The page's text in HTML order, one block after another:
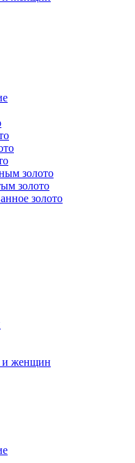
золото
золото
золото
и женщин